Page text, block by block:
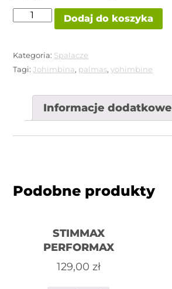
ilość
YOHIMBINE
PALMAS
Dodaj do koszyka
Kategoria: Spalacze
Tagi:Johimbina, palmas,yohimbine
Informacje dodatkowe
Podobne produkty
STIMMAX
PERFORMAX
129,00 zł